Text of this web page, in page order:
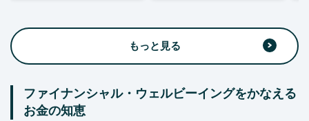
もっと見る
ファイナンシャル・ウェルビーイングをかなえる
お金の知恵